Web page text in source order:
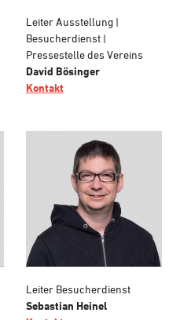
Leiter Ausstellung |
Besucherdienst |
Pressestelle des Vereins
David Bösinger
Kontakt
Leiter Besucherdienst
Sebastian Heinel